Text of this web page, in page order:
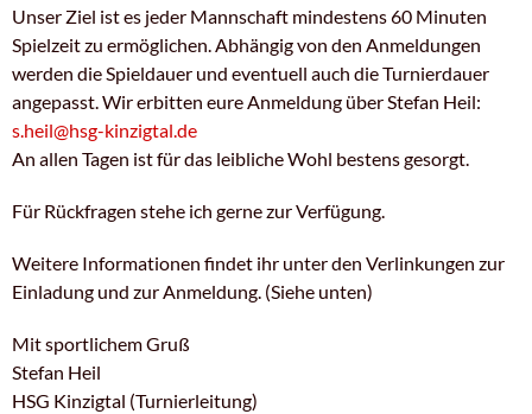
Unser Ziel ist es jeder Mannschaft mindestens 60 Minuten
Spielzeit zu ermöglichen. Abhängig von den Anmeldungen
werden die Spieldauer und eventuell auch die Turnierdauer
angepasst. Wir erbitten eure Anmeldung über Stefan Heil:
s.heil@hsg-kinzigtal.de
An allen Tagen ist für das leibliche Wohl bestens gesorgt.
Für Rückfragen stehe ich gerne zur Verfügung.
Weitere Informationen findet ihr unter den Verlinkungen zur
Einladung und zur Anmeldung. (Siehe unten)
Mit sportlichem Gruß
Stefan Heil
HSG Kinzigtal (Turnierleitung)